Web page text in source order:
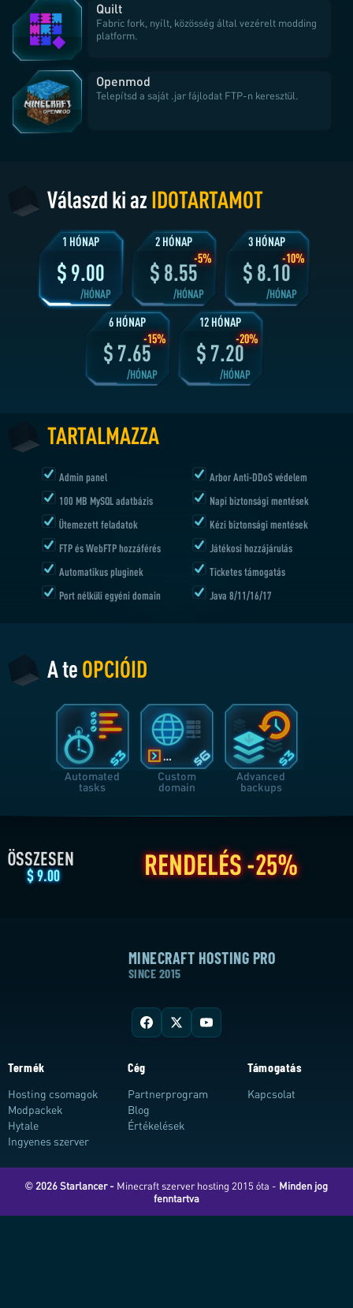
Quilt
Fabric fork, nyílt, közösség által vezérelt modding
platform.
Openmod
Telepítsd a saját .jar fájlodat FTP-n keresztül.
Válaszd ki az IDŐTARTAMOT
1 HÓNAP
$9.00
2 HÓNAP
8.55
-5%
3 HÓNAP
$
$7.65
/HÓNAP /HÓNAP
TARTALMAZZA
A te OPCIÓID
Automated
tasks
Custom
domain
Advanced
backups
ÖSSZESEN
$9.00 RENDELÉS-25%
MINECRAFT HOSTING PRO
SINCE 2015
Termék
Hosting csomagok
Modpackek
Hytale
Ingyenes szerver
Cég
Partnerprogram
Blog
Értékelések
Támogatás
Kapcsolat
© 2026 Starlancer - Minecraft szerver hosting 2015 óta - Minden jog
fenntartva